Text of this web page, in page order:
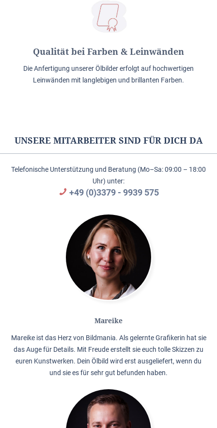
Qualität bei Farben & Leinwänden
Die Anfertigung unserer Ölbilder erfolgt auf hochwertigen
Leinwänden mit langlebigen und brillanten Farben.
UNSERE MITARBEITER SIND FÜR DICH DA
Telefonische Unterstützung und Beratung (Mo–Sa: 09:00 – 18:00
Uhr) unter:
+49 (0)3379 - 9939 575
Mareike
Mareike ist das Herz von Bildmania. Als gelernte Grafikerin hat sie
das Auge für Details. Mit Freude erstellt sie euch tolle Skizzen zu
euren Kunstwerken. Dein Ölbild wird erst ausgeliefert, wenn du
und sie es für sehr gut befunden haben.